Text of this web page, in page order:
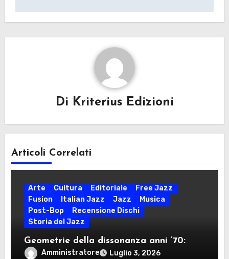
Di Kriterius Edizioni
Articoli Correlati
Arte Cultura Editoriale
Free Jazz
Fusion
Italian Jazz Jazz
Musica
Post-Bop
Recensione Dischi
Storia del Jazz
Geometrie della dissonanza anni ’70:
dodecafonia, rigore seriale, free jazz e
Amministratore Luglio 3, 2026